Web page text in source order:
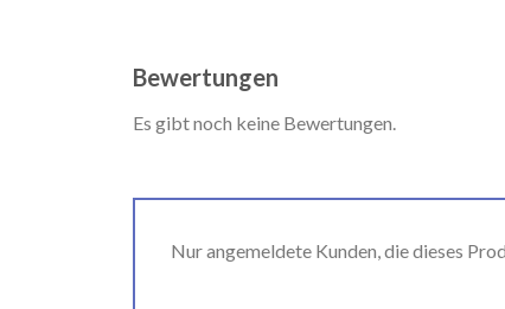
Bewertungen
Es gibt noch keine Bewertungen.
Nur angemeldete Kunden, die dieses